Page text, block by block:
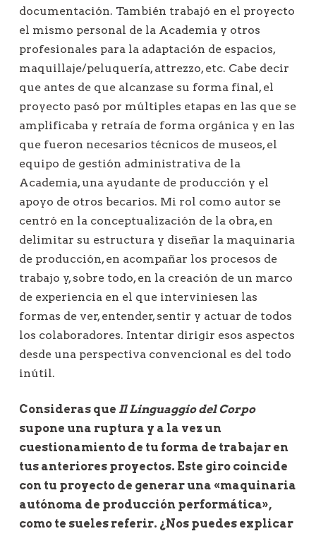
documentación. También trabajó en el proyecto
el mismo personal de la Academia y otros
profesionales para la adaptación de espacios,
maquillaje/peluquería, attrezzo, etc. Cabe decir
que antes de que alcanzase su forma final, el
proyecto pasó por múltiples etapas en las que se
amplificaba y retraía de forma orgánica y en las
que fueron necesarios técnicos de museos, el
equipo de gestión administrativa de la
Academia, una ayudante de producción y el
apoyo de otros becarios. Mi rol como autor se
centró en la conceptualización de la obra, en
delimitar su estructura y diseñar la maquinaria
de producción, en acompañar los procesos de
trabajo y, sobre todo, en la creación de un marco
de experiencia en el que interviniesen las
formas de ver, entender, sentir y actuar de todos
los colaboradores. Intentar dirigir esos aspectos
desde una perspectiva convencional es del todo
inútil.
Consideras que Il Linguaggio del Corpo
supone una ruptura y a la vez un
cuestionamiento de tu forma de trabajar en
tus anteriores proyectos. Este giro coincide
con tu proyecto de generar una «maquinaria
autónoma de producción performática»,
como te sueles referir. ¿Nos puedes explicar